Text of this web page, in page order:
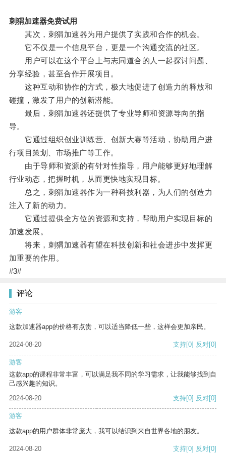
刺猬加速器免费试用
其次，刺猬加速器为用户提供了实践和合作的机会。
它不仅是一个信息平台，更是一个沟通交流的社区。
用户可以在这个平台上与志同道合的人一起探讨问题、
分享经验，甚至合作开展项目。
这种互动和协作的方式，极大地促进了创造力的释放和
碰撞，激发了用户的创新潜能。
最后，刺猬加速器还提供了专业导师和资源导向的指
导。
它通过组织创业训练营、创新大赛等活动，协助用户进
行项目策划、市场推广等工作。
由于导师和资源的有针对性指导，用户能够更好地理解
行业动态，把握时机，从而更快地实现目标。
总之，刺猬加速器作为一种科技利器，为人们的创造力
注入了新的动力。
它通过提供全方位的资源和支持，帮助用户实现目标的
加速发展。
将来，刺猬加速器有望在科技创新和社会进步中发挥更
加重要的作用。
#3#
评论
游客
这款加速器app的价格有点贵，可以适当降低一些，这样会更加亲民。
2024-08-20 支持[0] 反对[0]
游客
这款app的课程非常丰富，可以满足我不同的学习需求，让我能够找到自
己感兴趣的知识。
2024-08-20
支持[0] 反对[0]
游客
这款app的用户群体非常庞大，我可以结识到来自世界各地的朋友。
2024-08-20 支持[0] 反对[0]